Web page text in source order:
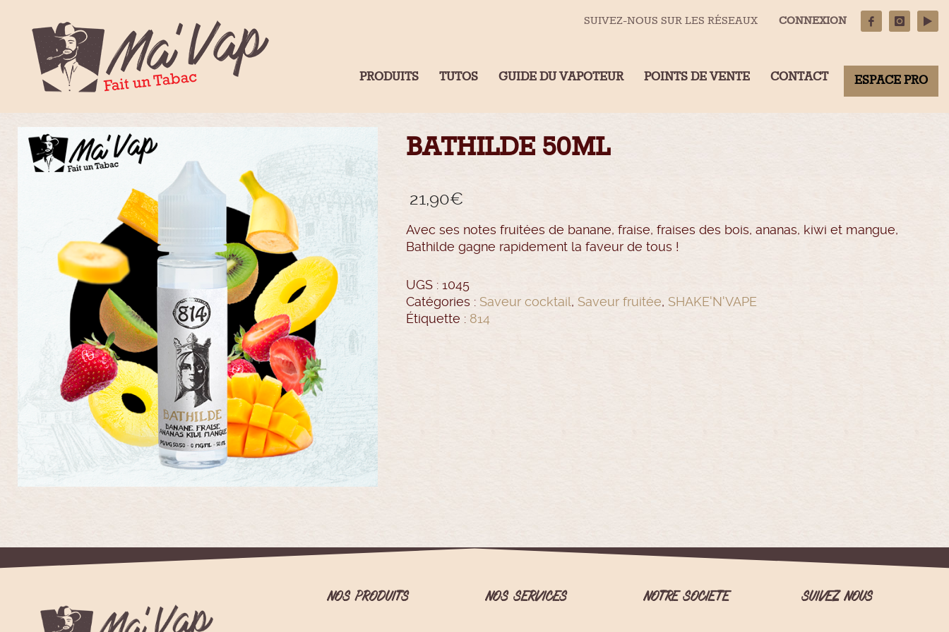
SUIVEZ-NOUS SUR LES RÉSEAUX CONNEXION
PRODUITS TUTOS GUIDE DU VAPOTEUR POINTS DE VENTE CONTACT ESPACE PRO
BATHILDE 50ML
21,90€
Avec ses notes fruitées de banane, fraise, fraises des bois, ananas, kiwi et mangue,
Bathilde gagne rapidement la faveur de tous !
UGS : 1045
Catégories : Saveur cocktail, Saveur fruitée, SHAKE'N'VAPE
Étiquette : 814
NOS PRODUITS NOS SERVICES NOTRE SOCIETE SUIVEZ NOUS